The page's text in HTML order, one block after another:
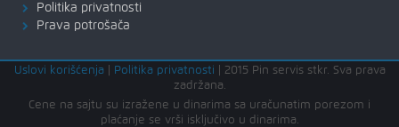
Politika privatnosti
Prava potrošača
Uslovi korišćenja| Politika privatnosti
2015 Pin servis stkr. Sva prava
zadržana.
Cene na sajtu su izražene u dinarima sa uračunatim porezom i
plaćanje se vrši isključivo u dinarima.